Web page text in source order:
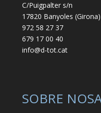
C/Puigpalter s/n
17820 Banyoles
972 58 27 37
679 17 00 40
info@d-tot.cat
SOBRE